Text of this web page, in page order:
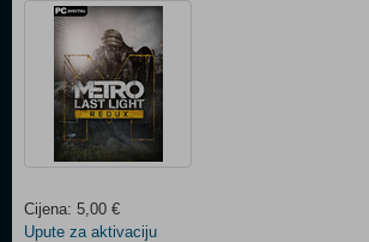
Cijena: 5,00 €
Upute za aktivaciju